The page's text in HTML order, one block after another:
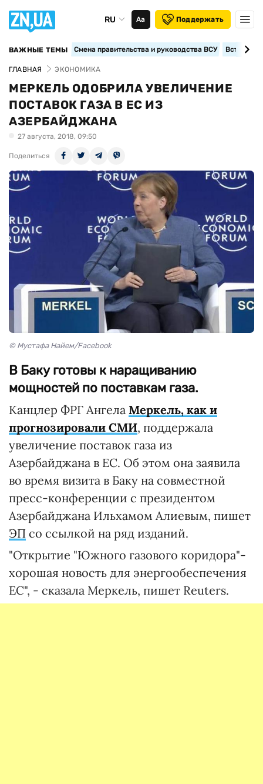
RU Аа Поддержать
ВАЖНЫЕ ТЕМЫ Смена правительства и руководства ВСУ
ГЛАВНАЯ ЭКОНОМИКА
МЕРКЕЛЬ ОДОБРИЛА УВЕЛИЧЕНИЕ
ПОСТАВОК ГАЗА В ЕС ИЗ
АЗЕРБАЙДЖАНА
27 августа, 2018, 09:50
Поделиться
© Мустафа Найем/Facebook
В Баку готовы к наращиванию
мощностей по поставкам газа.
Канцлер ФРГ Ангела Меркель, как и
прогнозировали СМИ, поддержала
увеличение поставок газа из
Азербайджана в ЕС. Об этом она заявила
во время визита в Баку на совместной
пресс-конференции с президентом
Азербайджана Ильхамом Алиевым, пишет
ЭП со ссылкой на ряд изданий.
"Открытие "Южного газового коридора"-
хорошая новость для энергообеспечения
ЕС", - сказала Меркель, пишет Reuters.